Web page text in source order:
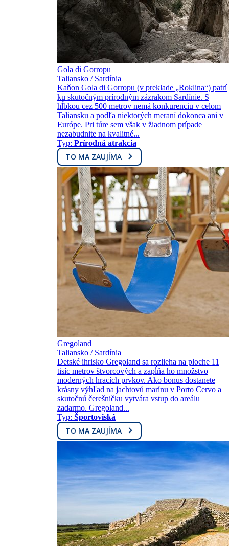
Gola di Gorropu
Taliansko / Sardínia
Kaňon Gola di Gorropu (v preklade „Roklina“) patrí
ku skutočným prírodným zázrakom Sardínie. S
hĺbkou cez 500 metrov nemá konkurenciu v celom
Taliansku a podľa niektorých meraní dokonca ani v
Európe. Pri túre sem však v žiadnom prípade
nezabudnite na kvalitné...
Typ: Prírodná atrakcia
TO MA ZAUJÍMA
Gregoland
Taliansko / Sardínia
Detské ihrisko Gregoland sa rozlieha na ploche 11
tisíc metrov štvorcových a zapĺňa ho množstvo
moderných hracích prvkov. Ako bonus dostanete
krásny výhľad na jachtovú marínu v Porto Cervo a
skutočnú čerešničku vytvára vstup do areálu
zadarmo. Gregoland...
Typ: Športoviská
TO MA ZAUJÍMA